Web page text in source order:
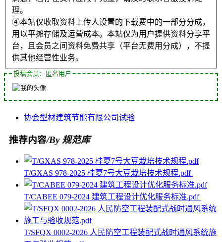
理。
④本站仅收取资料上传人设置的下载费中的一部分分成，
用以平摊存储及运营成本。本站仅为用户提供资料分享平
台，且会员之间资料免费共享（平台无费用分成），不提
供其他经营性业务。
投稿会员：匿名用户
协会型材建筑节能有限公司试验
推荐内容/By 规范库
T/GXAS 978-2025 桂夏7号大豆栽培技术规程.pdf
T/CABEE 079-2024 建筑工程设计优化服务标准.pdf
T/SFQX 0002-2026 人民防空工程装配式战时通风系统施